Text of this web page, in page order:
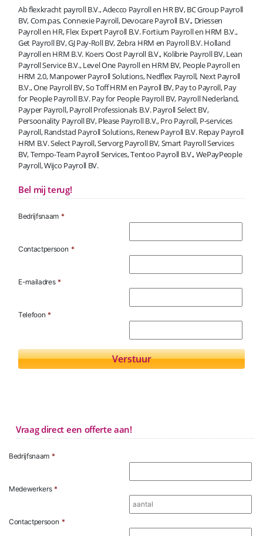
Ab flexkracht payroll B.V., Adecco Payroll en HR BV, BC Group Payroll
BV, Com.pas, Connexie Payroll, Devocare Payroll B.V., Driessen
Payroll en HR, Flex Expert Payroll B.V. Fortium Payroll en HRM B.V.,
Get Payroll BV, GJ Pay-Roll BV, Zebra HRM en Payroll B.V. Holland
Payroll en HRM B.V. Koers Oost Payroll B.V., Kolibrie Payroll BV, Lean
Payroll Service B.V., Level One Payroll en HRM BV, People Payroll en
HRM 2.0, Manpower Payroll Solutions, Nedflex Payroll, Next Payroll
B.V., One Payroll BV, So Toff HRM en Payroll BV, Pay to Payroll, Pay
for People Payroll B.V. Pay for People Payroll BV, Payroll Nederland,
Payper Payroll, Payroll Professionals B.V. Payroll Select BV,
Persoonality Payroll BV, Please Payroll B.V., Pro Payroll, P-services
Payroll, Randstad Payroll Solutions, Renew Payroll B.V. Repay Payroll
HRM B.V. Select Payroll, Servorg Payroll BV, Smart Payroll Services
BV, Tempo-Team Payroll Services, Tentoo Payroll B.V., WePayPeople
Payroll, Wijco Payroll BV.
Bel mij terug!
Bedrijfsnaam *
Contactpersoon *
E-mailadres *
Telefoon *
Vraag direct een offerte aan!
Bedrijfsnaam *
Medewerkers *
Contactpersoon *